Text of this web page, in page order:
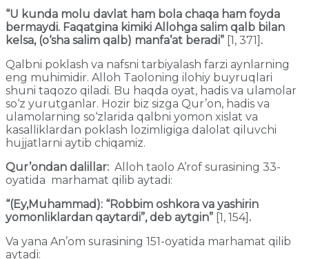
“U kunda molu davlat ham bola chaqa ham foyda
bermaydi. Faqatgina kimiki Allohga salim qalb bilan
kelsa, (o‘sha salim qalb) manfa’at beradi” [1, 371] .
Qalbni poklash va nafsni tarbiyalash farzi aynlarning
eng muhimidir. Alloh Taoloning ilohiy buyruqlari
shuni taqozo qiladi. Bu haqda oyat, hadis va ulamolar
so‘z yurutganlar. Hozir biz sizga Qur’on, hadis va
ulamolarning so‘zlarida qalbni yomon xislat va
kasalliklardan poklash lozimligiga dalolat qiluvchi
hujjatlarni aytib chiqamiz.
Qur’ondan dalillar: Alloh taolo A’rof surasining 33-
oyatida marhamat qilib aytadi:
“(Ey,Muhammad): “Robbim oshkora va yashirin
yomonliklardan qaytardi”, deb aytgin” [1, 154] .
Va yana An’om surasining 151-oyatida marhamat qilib
aytadi: